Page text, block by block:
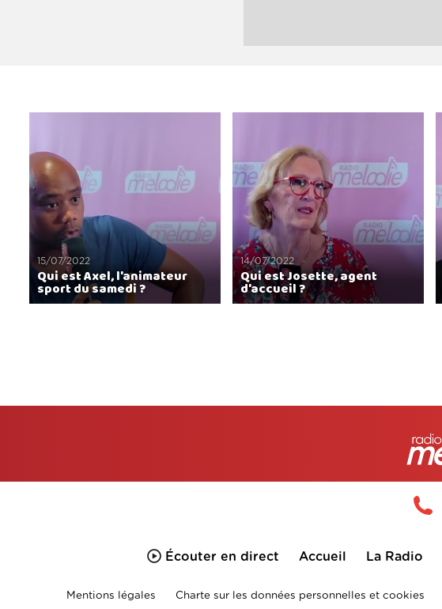
15/07/2022
Qui est Axel, l'animateur
sport du samedi ?
14/07/2022
Qui est Josette, agent
d'accueil ?
Écouter en direct Accueil La Radio
Mentions légales Charte sur les données personnelles et cookies